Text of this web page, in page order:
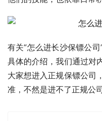
有关“怎么进长沙保镖公
具体的介绍，我们通过对
大家想进入正规保镖公司
准，不然是进不了正规公司